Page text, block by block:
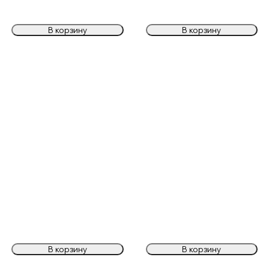
В корзину В корзину
В корзину В корзину